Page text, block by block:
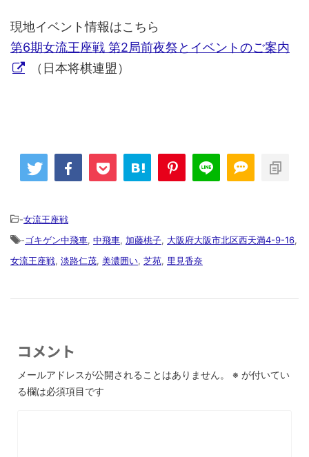
現地イベント情報はこちら
第6期女流王座戦 第2局前夜祭とイベントのご案内
（日本将棋連盟）
-女流王座戦
-ゴキゲン中飛車, 中飛車, 加藤桃子, 大阪府大阪市北区西天満4-9-16,
女流王座戦, 淡路仁茂, 美濃囲い, 芝苑, 里見香奈
コメント
メールアドレスが公開されることはありません。 ※ が付いてい
る欄は必須項目です